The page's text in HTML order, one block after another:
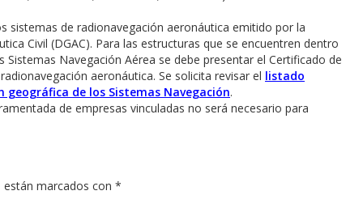
sistemas de radionavegación aeronáutica emitido por la
Civil (DGAC). Para las estructuras que se encuentren dentro
Sistemas Navegación Aérea se debe presentar el Certificado de
aeronáutica. Se solicita revisar el listado
de los Sistemas Navegación.
de empresas vinculadas no será necesario para
marcados con *